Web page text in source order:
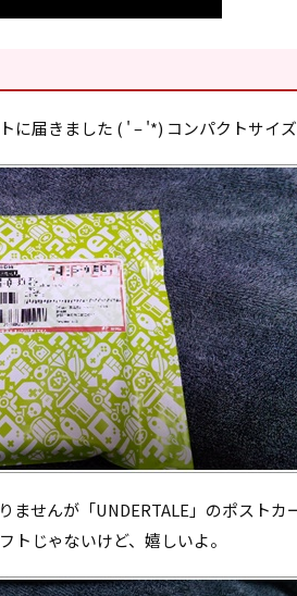
に届きました ( ' – '*) コンパクトサイズ
ませんが「UNDERTALE」のポスト
トじゃないけど、嬉しいよ。